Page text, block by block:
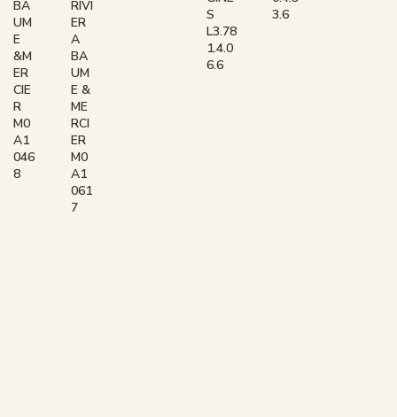
BA
UM
E
&M
ER
CIE
R
M0
A1
046
8
RIVI
ER
A
BA
UM
E &
ME
RCI
ER
M0
A1
061
7
S
L3.78
1.4.0
6.6
3.6